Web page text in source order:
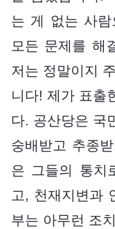
는 게 없는 사람
모든 문제를 해
저는 정말이지
니다! 제가 표출
다. 공산당은 국
숭배받고 추종
은 그들의 통치
고, 천재지변과
부는 아무런 조